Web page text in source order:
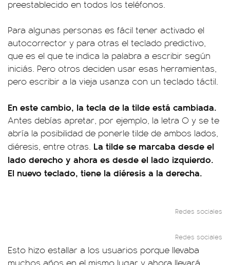
preestablecido en todos los teléfonos.
Para algunas personas es fácil tener activado el
autocorrector y para otras el teclado predictivo,
que es el que te indica la palabra a escribir según
iniciás. Pero otros deciden usar esas herramientas,
pero escribir a la vieja usanza con un teclado táctil.
En este cambio, la tecla de la tilde está cambiada.
Antes debías apretar, por ejemplo, la letra O y se te
abría la posibilidad de ponerle tilde de ambos lados,
diéresis, entre otras. La tilde se marcaba desde el
lado derecho y ahora es desde el lado izquierdo.
El nuevo teclado, tiene la diéresis a la derecha.
Redes sociales
Redes sociales
Esto hizo estallar a los usuarios porque llevaba
muchos años en el mismo lugar y ahora llevará